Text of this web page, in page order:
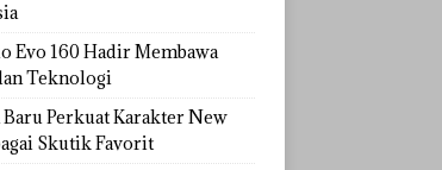
Evo 160 Hadir Membawa
Teknologi
Baru Perkuat Karakter New
Skutik Favorit